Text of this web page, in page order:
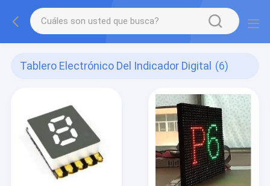
Tablero Electrónico Del Indicador Digital (6)